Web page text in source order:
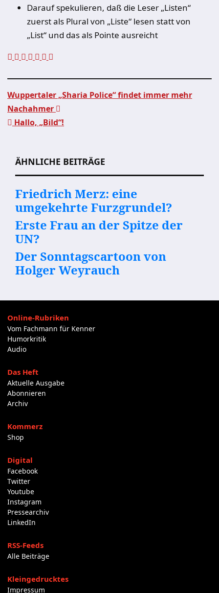
Darauf spekulieren, daß die Leser „Listen“
zuerst als Plural von „Liste“ lesen statt von
„List“ und das als Pointe ausreicht
Beitragsnavigation
Wuppertaler „Sharia Police“ findet immer mehr
Nachahmer
Hallo, „Bild“!
ÄHNLICHE BEITRÄGE
Friedrich Merz: eine
umgekehrte Furzgrundel?
Erste Frau an der Spitze der
UN?
Der Sonntagscartoon von
Holger Weyrauch
Online-Rubriken
Vom Fachmann für Kenner
Humorkritik
Audio
Das Heft
Aktuelle Ausgabe
Abonnieren
Archiv
Kommerz
Shop
Digital
Facebook
Twitter
Youtube
Instagram
Pressearchiv
LinkedIn
RSS-Feeds
Alle Beiträge
Kleingedrucktes
Impressum